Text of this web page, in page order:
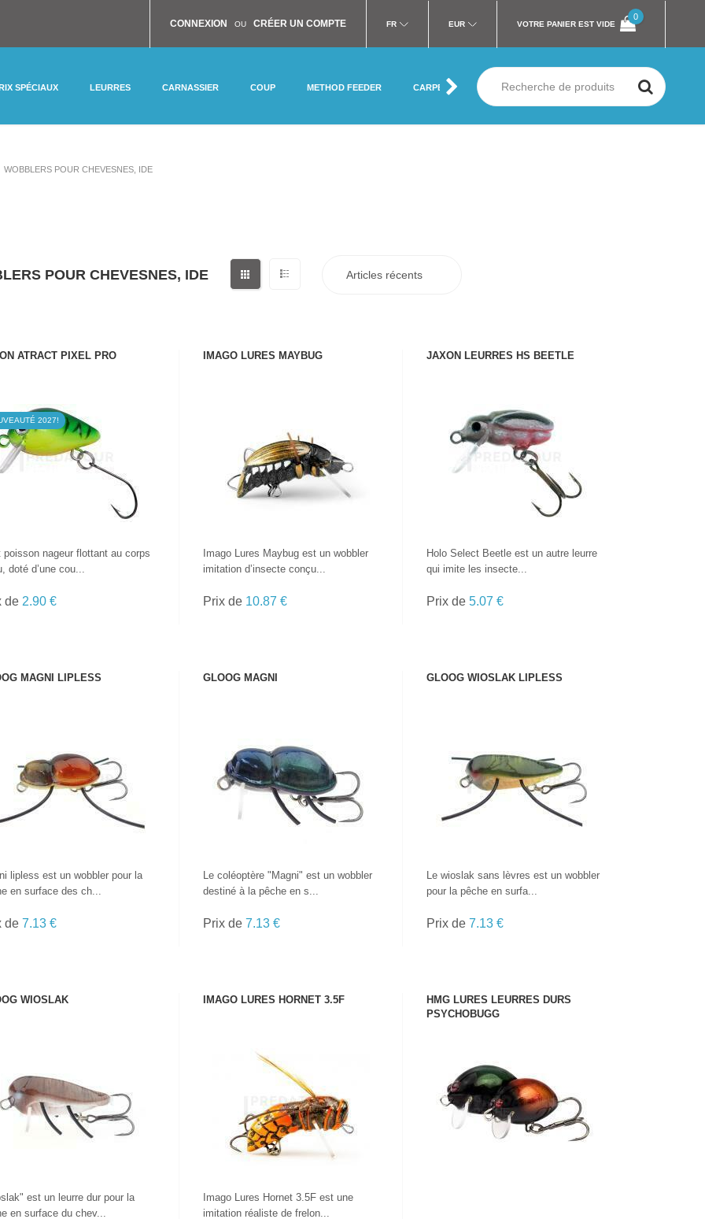
CONNEXION OU CRÉER UN COMPTE FR EUR VOTRE PANIER EST VIDE
0
SPÉCIAUX LEURRES CARNASSIER COUP METHOD FEEDER CARPE MER SILURE MOUCHE
WOBBLERS POUR CHEVESNES, IDE
POUR CHEVESNES, IDE
ATRACT PIXEL PRO
2027!
VOIR LE PRODUIT
poisson nageur flottant au corps
doté d’une cou...
de 2.90 €
IMAGO LURES MAYBUG
VOIR LE PRODUIT
Imago Lures Maybug est un wobbler
imitation d’insecte conçu...
Prix de 10.87 €
JAXON LEURRES HS BEETLE
VOIR LE PRODUIT
Holo Select Beetle est un autre leurre
qui imite les insecte...
Prix de5.07 €
MAGNI LIPLESS
VOIR LE PRODUIT
lipless est un wobbler pour la
en surface des ch...
de 7.13 €
GLOOG MAGNI
VOIR LE PRODUIT
Le coléoptère "Magni" est un wobbler
destiné à la pêche en s...
Prix de 7.13 €
GLOOG WIOSLAK LIPLESS
VOIR LE PRODUIT
Le wioslak sans lèvres est un wobbler
pour la pêche en surfa...
Prix de7.13 €
WIOSLAK
VOIR LE PRODUIT
est un leurre dur pour la
en surface du chev...
IMAGO LURES HORNET 3.5F
VOIR LE PRODUIT
Imago Lures Hornet 3.5F est une
imitation réaliste de frelon...
HMG LURES LEURRES DURS
PSYCHOBUGG
VOIR LE PRODUIT